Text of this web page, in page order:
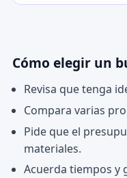
Cómo elegir un
Revisa que tenga
Compara varias
Pide que el
materiales.
Acuerda tiempos y